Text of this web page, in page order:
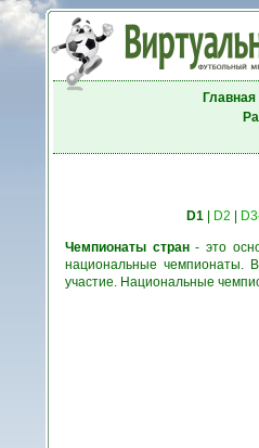
Главная|
D1| D2
Чемпионаты стран- это
национальные чемпионаты.
участие. Национальные